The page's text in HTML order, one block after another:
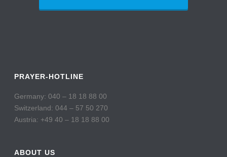
PRAYER-HOTLINE
Germany: 040 – 18 18 88 00
Switzerland: 044 – 57 50 270
Austria: +49 40 – 18 18 88 00
ABOUT US